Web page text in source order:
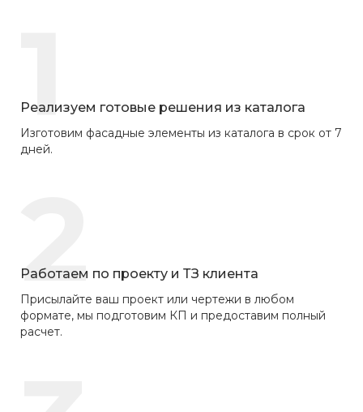
1
Реализуем готовые решения из каталога
Изготовим фасадные элементы из каталога в срок от 7
дней.
2
Работаем по проекту и ТЗ клиента
Присылайте ваш проект или чертежи в любом
формате, мы подготовим КП и предоставим полный
расчет.